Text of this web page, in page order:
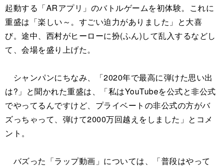
起動する「ARアプリ」のバトルゲームを初体験。これに
重盛は「楽しい～。すごい迫力がありました」と大喜
び。途中、西村がヒーローに扮(ふん)して乱入するなどし
て、会場を盛り上げた。
シャンパンにちなみ、「2020年で最高に弾けた思い出
は?」と聞かれた重盛は、「私はYouTubeを公式と非公式
でやってるんですけど、プライベートの非公式の方がバ
ズっちゃって、弾けて2000万回越えをしました」とコメ
ント。
バズった「ラップ動画」については、「普段はやって